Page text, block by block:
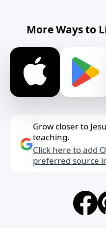
More Ways to
Grow closer to
teaching.
Click here to add
preferred source